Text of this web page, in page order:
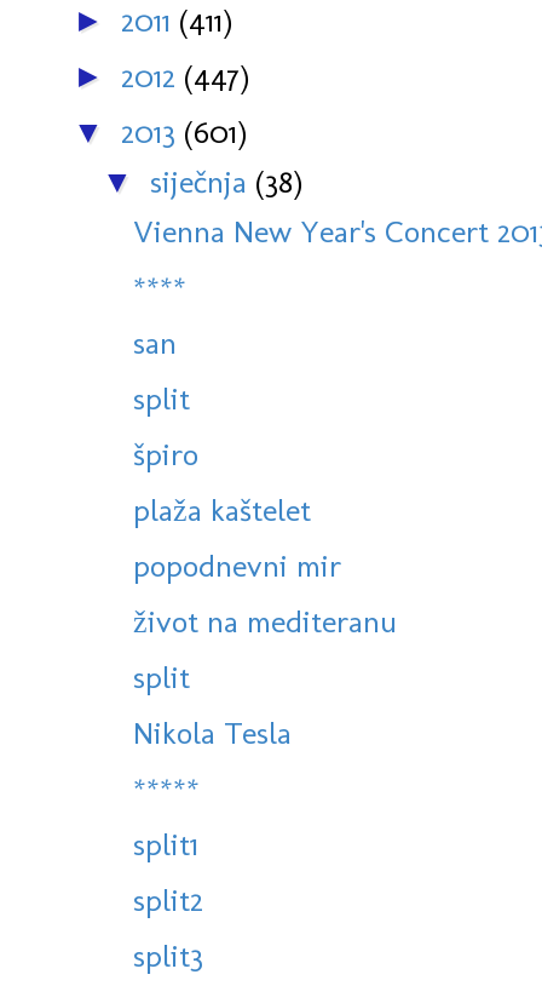
► 2011 (411)
► 2012 (447)
▼ 2013 (601)
▼ siječnja (38)
Vienna New Year's Concert
****
san
split
špiro
plaža kaštelet
popodnevni mir
život na mediteranu
split
Nikola Tesla
*****
split1
split2
split3